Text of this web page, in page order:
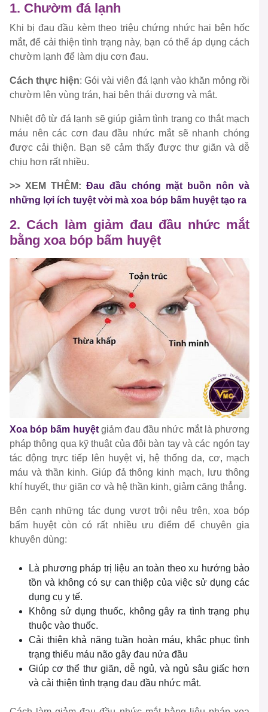
1. Chườm đá lạnh
Khi bị đau đầu kèm theo triệu chứng nhức hai bên hốc
mắt, để cải thiện tình trạng này, bạn có thể áp dụng cách
chườm lạnh để làm dịu cơn đau.
Cách thực hiện: Gói vài viên đá lạnh vào khăn mỏng rồi
chườm lên vùng trán, hai bên thái dương và mắt.
Nhiệt độ từ đá lạnh sẽ giúp giảm tình trạng co thắt mạch
máu nên các cơn đau đầu nhức mắt sẽ nhanh chóng
được cải thiện. Bạn sẽ cảm thấy được thư giãn và dễ
chịu hơn rất nhiều.
>> XEM THÊM: Đau đầu chóng mặt buồn nôn và
những lợi ích tuyệt vời mà xoa bóp bấm huyệt tạo ra
2. Cách làm giảm đau đầu nhức mắt
bằng xoa bóp bấm huyệt
Xoa bóp bấm huyệtgiảm đau đầu nhức mắt là phương
pháp thông qua kỹ thuật của đôi bàn tay và các ngón tay
tác động trực tiếp lên huyệt vị, hệ thống da, cơ, mạch
máu và thần kinh. Giúp đả thông kinh mạch, lưu thông
khí huyết, thư giãn cơ và hệ thần kinh, giảm căng thẳng.
Bên cạnh những tác dụng vượt trội nêu trên, xoa bóp
bấm huyệt còn có rất nhiều ưu điểm để chuyên gia
khuyên dùng:
Là phương pháp trị liệu an toàn theo xu hướng bảo
tồn và không có sự can thiệp của việc sử dụng các
dụng cụ y tế.
Không sử dụng thuốc, không gây ra tình trạng phụ
thuộc vào thuốc.
Cải thiện khả năng tuần hoàn máu, khắc phục tình
trạng thiếu máu não gây đau nửa đầu
Giúp cơ thể thư giãn, dễ ngủ, và ngủ sâu giấc hơn
và cải thiện tình trạng đau đầu nhức mắt.